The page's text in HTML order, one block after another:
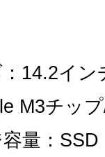
14.2イン
M3チッ
量：SSD